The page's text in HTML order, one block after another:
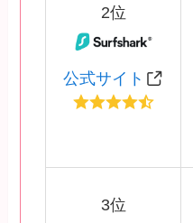
2位
公式サイト
3位